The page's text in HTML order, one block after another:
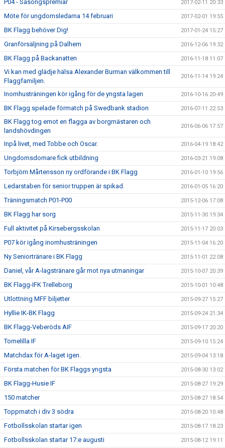
P04 - Säsongspremiär 2017-02-11 20:33
Möte för ungdomsledarna 14 februari 2017-02-01 19:55
BK Flagg behöver Dig! 2017-01-24 15:27
Granförsäljning på Dalhem 2016-12-06 19:32
BK Flagg på Backanatten 2016-11-18 11:07
Vi kan med glädje hälsa Alexander Burman välkommen till
Flaggfamiljen.
2016-11-14 19:24
Inomhusträningen kör igång för de yngsta lagen 2016-10-16 20:49
BK Flagg spelade förmatch på Swedbank stadion 2016-07-11 22:53
BK Flagg tog emot en flagga av borgmästaren och
landshövdingen
2016-06-06 17:57
Inpå livet, med Tobbe och Oscar. 2016-04-19 18:42
Ungdomsdomare fick utbildning 2016-03-21 19:08
Torbjörn Mårtensson ny ordförande i BK Flagg 2016-01-10 19:56
Ledarstaben för senior truppen är spikad. 2016-01-05 16:20
Träningsmatch P01-P00 2015-12-06 17:08
BK Flagg har sorg 2015-11-30 19:34
Full aktivitet på Kirsebergsskolan 2015-11-17 20:03
P07 kör igång inomhusträningen 2015-11-04 16:20
Ny Seniortränare i BK Flagg 2015-11-01 22:08
Daniel, vår A-lagstränare går mot nya utmaningar 2015-10-07 20:39
BK Flagg-IFK Trelleborg 2015-10-01 10:48
Utlottning MFF biljetter 2015-09-27 15:27
Hyllie IK-BK Flagg 2015-09-24 21:34
BK Flagg-Veberöds AIF 2015-09-17 20:20
Tomelilla IF 2015-09-10 15:24
Matchdax för A-laget igen. 2015-09-04 13:18
Första matchen för BK Flaggs yngsta 2015-08-30 13:02
BK Flagg-Husie IF 2015-08-27 19:29
150 matcher 2015-08-27 18:54
Toppmatch i div 3 södra 2015-08-20 10:48
Fotbollsskolan startar igen 2015-08-17 18:23
Fotbollsskolan startar 17:e augusti 2015-08-12 19:11